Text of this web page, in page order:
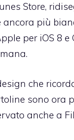
Store,
ancora più
per iOS 8 e
che
sono ora
anche a